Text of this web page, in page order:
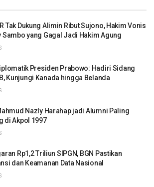
Tak Dukung Alimin Ribut Sujono, Hakim Vonis
Sambo yang Gagal Jadi Hakim Agung
Presiden Prabowo: Hadiri Sidang
Kunjungi Kanada hingga Belanda
Nazly Harahap jadi Alumni Paling
di Akpol 1997
Rp1,2 Triliun SIPGN, BGN Pastikan
dan Keamanan Data Nasional